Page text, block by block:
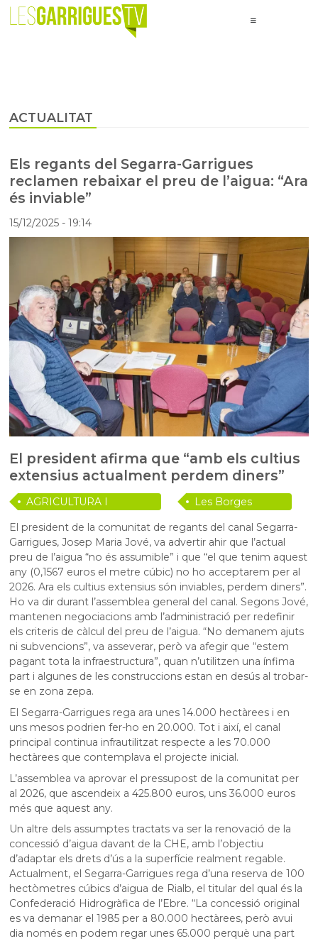
ACTUALITAT
Els regants del Segarra-Garrigues
reclamen rebaixar el preu de l’aigua: “Ara
és inviable”
15/12/2025- 19:14
El president afirma que “amb els cultius
extensius actualment perdem diners”
AGRICULTURA I
Les Borges
El president de la comunitat de regants del canal Segarra-
Garrigues, Josep Maria Jové, va advertir ahir que l’actual
preu de l’aigua “no és assumible” i que “el que tenim aquest
any (0,1567 euros el metre cúbic) no ho acceptarem per al
2026. Ara els cultius extensius són inviables, perdem diners”.
Ho va dir durant l’assemblea general del canal. Segons Jové,
mantenen negociacions amb l’administració per redefinir
els criteris de càlcul del preu de l’aigua. “No demanem ajuts
ni subvencions”, va asseverar, però va afegir que “estem
pagant tota la infraestructura”, quan n’utilitzen una ínfima
part i algunes de les construccions estan en desús al trobar-
se en zona zepa.
El Segarra-Garrigues rega ara unes 14.000 hectàrees i en
uns mesos podrien fer-ho en 20.000. Tot i així, el canal
principal continua infrautilitzat respecte a les 70.000
hectàrees que contemplava el projecte inicial.
L’assemblea va aprovar el pressupost de la comunitat per
al 2026, que ascendeix a 425.800 euros, uns 36.000 euros
més que aquest any.
Un altre dels assumptes tractats va ser la renovació de la
concessió d’aigua davant de la CHE, amb l’objectiu
d’adaptar els drets d’ús a la superfície realment regable.
Actualment, el Segarra-Garrigues rega d’una reserva de 100
hectòmetres cúbics d’aigua de Rialb, el titular del qual és la
Confederació Hidrogràfica de l’Ebre. “La concessió original
es va demanar el 1985 per a 80.000 hectàrees, però avui
dia només en podem regar unes 65.000 perquè una part